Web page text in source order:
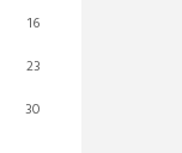
16
23
30